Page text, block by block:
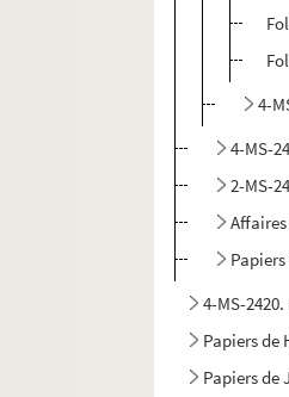
4-
4-MS-
2-MS-
4-MS-
Papiers de
Papiers de